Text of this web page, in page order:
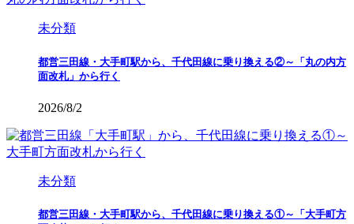
未分類
都営三田線・大手町駅から、千代田線に乗り換える②～「丸の内方
面改札」から行く
2026/8/2
未分類
都営三田線・大手町駅から、千代田線に乗り換える①～「大手町方